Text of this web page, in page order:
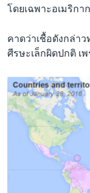
โดยเฉพาะอเมริกา
คาดว่าเชื้อดังกล่า
ศีรษะเล็กผิดปกติ เ